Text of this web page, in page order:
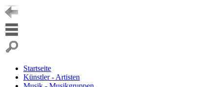
Startseite
Künstler - Artisten